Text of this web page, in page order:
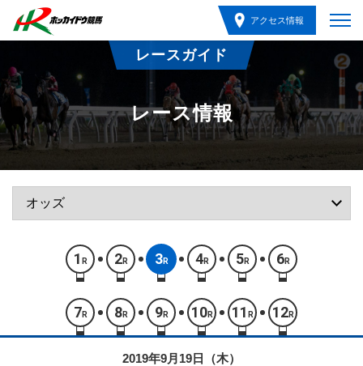
アクセス情報
レースガイド
レース情報
1 R 2R 3R 4R 5R 6R
7 R 8R 9R 10R 11 R 12R
2019年9月19日（木）